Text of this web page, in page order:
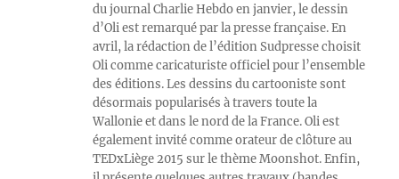
du journal Charlie Hebdo en janvier, le dessin
d’Oli est remarqué par la presse française. En
avril, la rédaction de l’édition Sudpresse choisit
Oli comme caricaturiste officiel pour l’ensemble
des éditions. Les dessins du cartooniste sont
désormais popularisés à travers toute la
Wallonie et dans le nord de la France. Oli est
également invité comme orateur de clôture au
TEDxLiège 2015 sur le thème Moonshot. Enfin,